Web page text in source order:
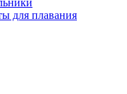
для плавания